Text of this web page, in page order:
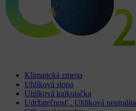
Klimatická zmena
Uhlíková stopa
Uhlíková kalkulačka
Udržateľnosť . Uhlíková neutralita